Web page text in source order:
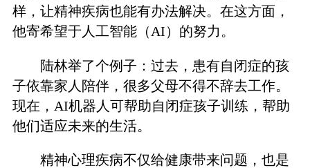
样，让精神疾病也能有办法解决。在这方面，
他寄希望于人工智能（AI）的努力。
陆林举了个例子：过去，患有自闭症的孩
子依靠家人陪伴，很多父母不得不辞去工作。
现在，AI机器人可帮助自闭症孩子训练，帮助
他们适应未来的生活。
精神心理疾病不仅给健康带来问题，也是